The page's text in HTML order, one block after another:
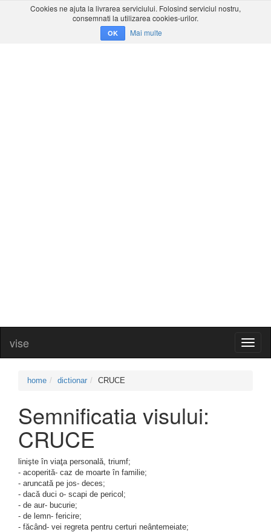
Cookies ne ajuta la livrarea serviciului. Folosind serviciul nostru,
consemnati la utilizarea cookies-urilor.
OK Mai multe
vise
home dictionar CRUCE
Semnificatia visului:
CRUCE
linişte în viaţa personală, triumf;
- acoperită- caz de moarte în familie;
- aruncată pe jos- deces;
- dacă duci o- scapi de pericol;
- de aur- bucurie;
- de lemn- fericire;
- făcând- vei regreta pentru certuri neântemeiate;